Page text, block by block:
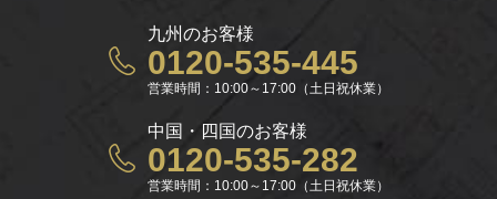
九州のお客様
0120-535-445
営業時間：10:00～17:00（土日祝休業）
中国・四国のお客様
0120-535-282
営業時間：10:00～17:00（土日祝休業）